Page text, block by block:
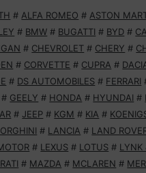
# ALFA ROMEO # ASTON
# BMW # BUGATTI # BYD #
# CHEVROLET # CHERY #
# CORVETTE # CUPRA #
# DS AUTOMOBILES # FERRARI
# GEELY # HONDA # HYUNDAI #
# JEEP # KGM # KIA #
# LANCIA # LAND
# LEXUS # LOTUS # LYNK
# MAZDA # MCLAREN #